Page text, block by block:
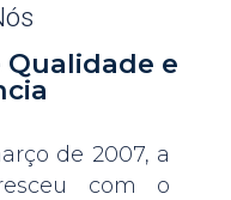
e
de 2007, a
com o